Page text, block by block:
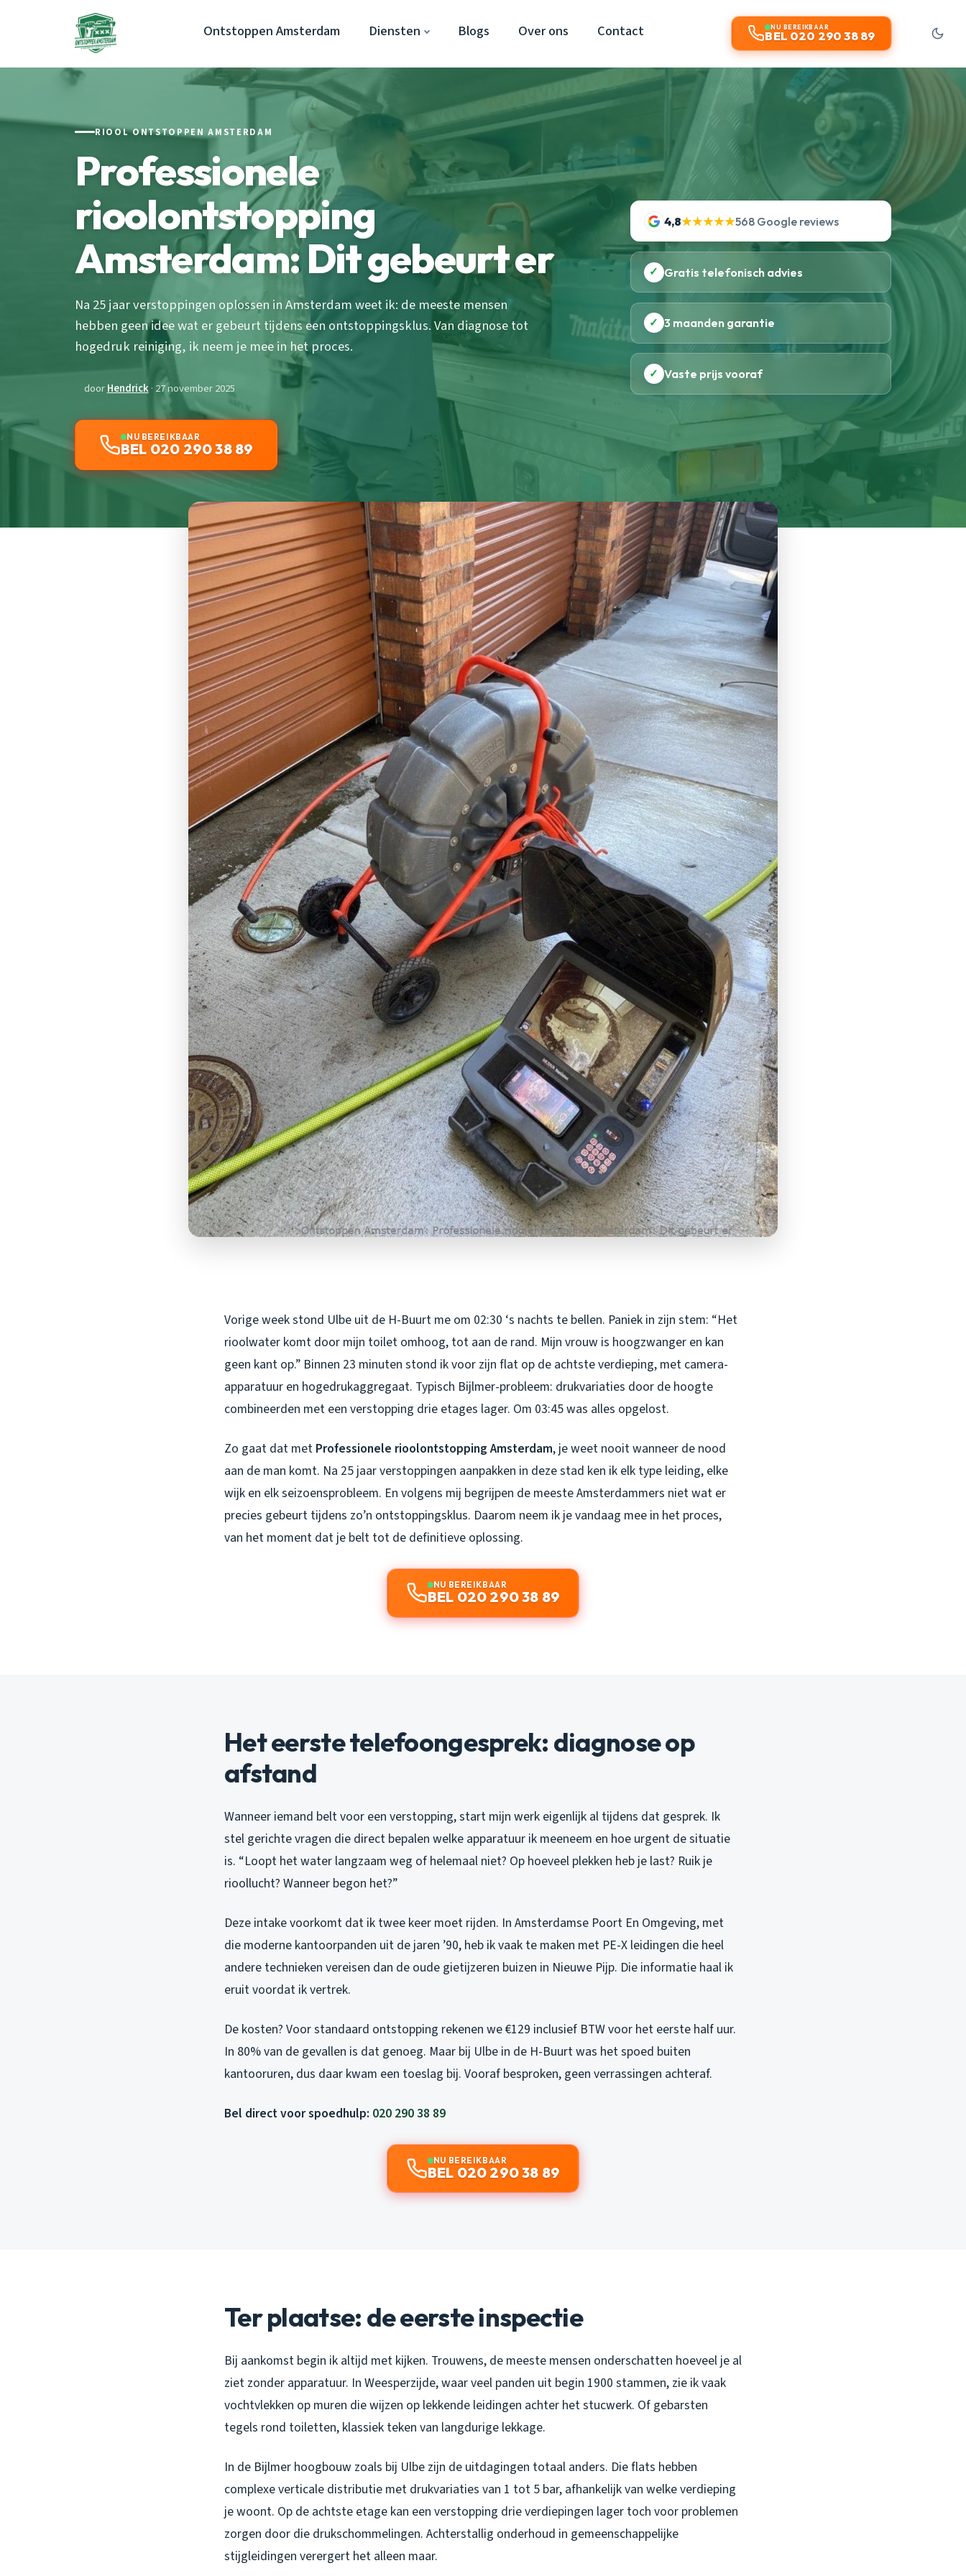
Ontstoppen Amsterdam Diensten Blogs Over ons Contact NU BEREIKBAAR
BEL 020 290 38 89
RIOOL ONTSTOPPEN AMSTERDAM
Professionele
rioolontstopping
Amsterdam: Dit gebeurt er
Na 25 jaar verstoppingen oplossen in Amsterdam weet ik: de meeste mensen
hebben geen idee wat er gebeurt tijdens een ontstoppingsklus. Van diagnose tot
hogedruk reiniging, ik neem je mee in het proces.
doorHendrick· 27 november 2025
NU BEREIKBAAR
BEL 020 290 38 89
4,8★★★★★568 Google reviews
✓ Gratis telefonisch advies
✓ 3 maanden garantie
✓ Vaste prijs vooraf
Vorige week stond Ulbe uit de H-Buurt me om 02:30 ‘s nachts te bellen. Paniek in zijn stem: “Het
rioolwater komt door mijn toilet omhoog, tot aan de rand. Mijn vrouw is hoogzwanger en kan
geen kant op.” Binnen 23 minuten stond ik voor zijn flat op de achtste verdieping, met camera-
apparatuur en hogedrukaggregaat. Typisch Bijlmer-probleem: drukvariaties door de hoogte
combineerden met een verstopping drie etages lager. Om 03:45 was alles opgelost.
Zo gaat dat met Professionele rioolontstopping Amsterdam, je weet nooit wanneer de nood
aan de man komt. Na 25 jaar verstoppingen aanpakken in deze stad ken ik elk type leiding, elke
wijk en elk seizoensprobleem. En volgens mij begrijpen de meeste Amsterdammers niet wat er
precies gebeurt tijdens zo’n ontstoppingsklus. Daarom neem ik je vandaag mee in het proces,
van het moment dat je belt tot de definitieve oplossing.
NU BEREIKBAAR
BEL 020 290 38 89
Het eerste telefoongesprek: diagnose op
afstand
Wanneer iemand belt voor een verstopping, start mijn werk eigenlijk al tijdens dat gesprek. Ik
stel gerichte vragen die direct bepalen welke apparatuur ik meeneem en hoe urgent de situatie
is. “Loopt het water langzaam weg of helemaal niet? Op hoeveel plekken heb je last? Ruik je
rioollucht? Wanneer begon het?”
Deze intake voorkomt dat ik twee keer moet rijden. In Amsterdamse Poort En Omgeving, met
die moderne kantoorpanden uit de jaren ’90, heb ik vaak te maken met PE-X leidingen die heel
andere technieken vereisen dan de oude gietijzeren buizen in Nieuwe Pijp. Die informatie haal ik
eruit voordat ik vertrek.
De kosten? Voor standaard ontstopping rekenen we €129 inclusief BTW voor het eerste half uur.
In 80% van de gevallen is dat genoeg. Maar bij Ulbe in de H-Buurt was het spoed buiten
kantooruren, dus daar kwam een toeslag bij. Vooraf besproken, geen verrassingen achteraf.
Bel direct voor spoedhulp: 020 290 38 89
NU BEREIKBAAR
BEL 020 290 38 89
Ter plaatse: de eerste inspectie
Bij aankomst begin ik altijd met kijken. Trouwens, de meeste mensen onderschatten hoeveel je al
ziet zonder apparatuur. In Weesperzijde, waar veel panden uit begin 1900 stammen, zie ik vaak
vochtvlekken op muren die wijzen op lekkende leidingen achter het stucwerk. Of gebarsten
tegels rond toiletten, klassiek teken van langdurige lekkage.
In de Bijlmer hoogbouw zoals bij Ulbe zijn de uitdagingen totaal anders. Die flats hebben
complexe verticale distributie met drukvariaties van 1 tot 5 bar, afhankelijk van welke verdieping
je woont. Op de achtste etage kan een verstopping drie verdiepingen lager toch voor problemen
zorgen door die drukschommelingen. Achterstallig onderhoud in gemeenschappelijke
stijgleidingen verergert het alleen maar.